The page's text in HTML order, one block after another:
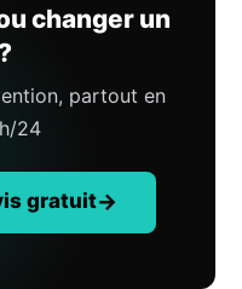
changer un
partout en
24
gratuit